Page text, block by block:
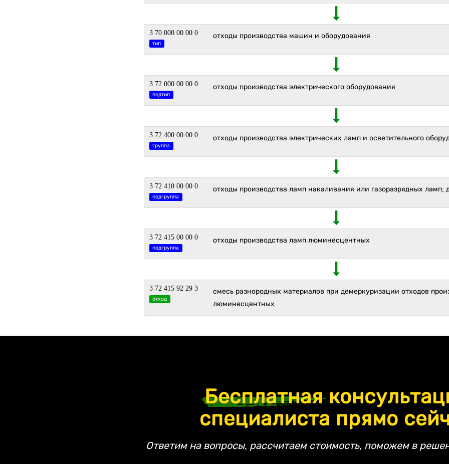
3 70 000 00 00 0
тип
отходы производства машин и оборудования
3 72 000 00 00 0
подтип
отходы производства электрического оборудования
3 72 400 00 00 0
группа
отходы производства электрических ламп и осветительного
3 72 410 00 00 0
подгруппа
отходы производства ламп накаливания или газоразрядных ламп;
3 72 415 00 00 0
подгруппа
отходы производства ламп люминесцентных
3 72 415 92 29 3
отход
смесь разнородных материалов при демеркуризации отходов
люминесцентных
Бесплатная
специалиста прямо
Ответим на вопросы, рассчитаем стоимость, поможем в